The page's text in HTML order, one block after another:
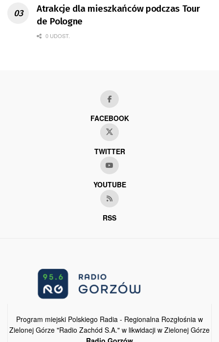
Atrakcje dla mieszkańców podczas Tour
de Pologne
0 UDOST.
FACEBOOK
TWITTER
YOUTUBE
RSS
Program miejski Polskiego Radia - Regionalna Rozgłośnia w
Zielonej Górze "Radio Zachód S.A." w likwidacji w Zielonej Górze